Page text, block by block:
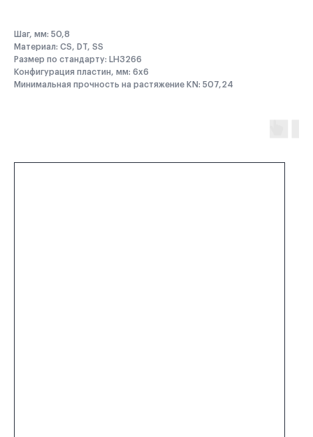
Шаг, мм: 50,8
Материал: CS, DT, SS
Размер по стандарту: LH3266
Конфигурация пластин, мм: 6x6
Минимальная прочность на растяжение KN: 507,24